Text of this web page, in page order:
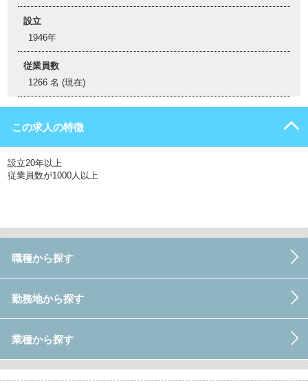
設立
1946年
従業員数
1266 名 (現在)
この求人の特徴
設立20年以上
従業員数が1000人以上
職種から探す
勤務地から探す
業種から探す